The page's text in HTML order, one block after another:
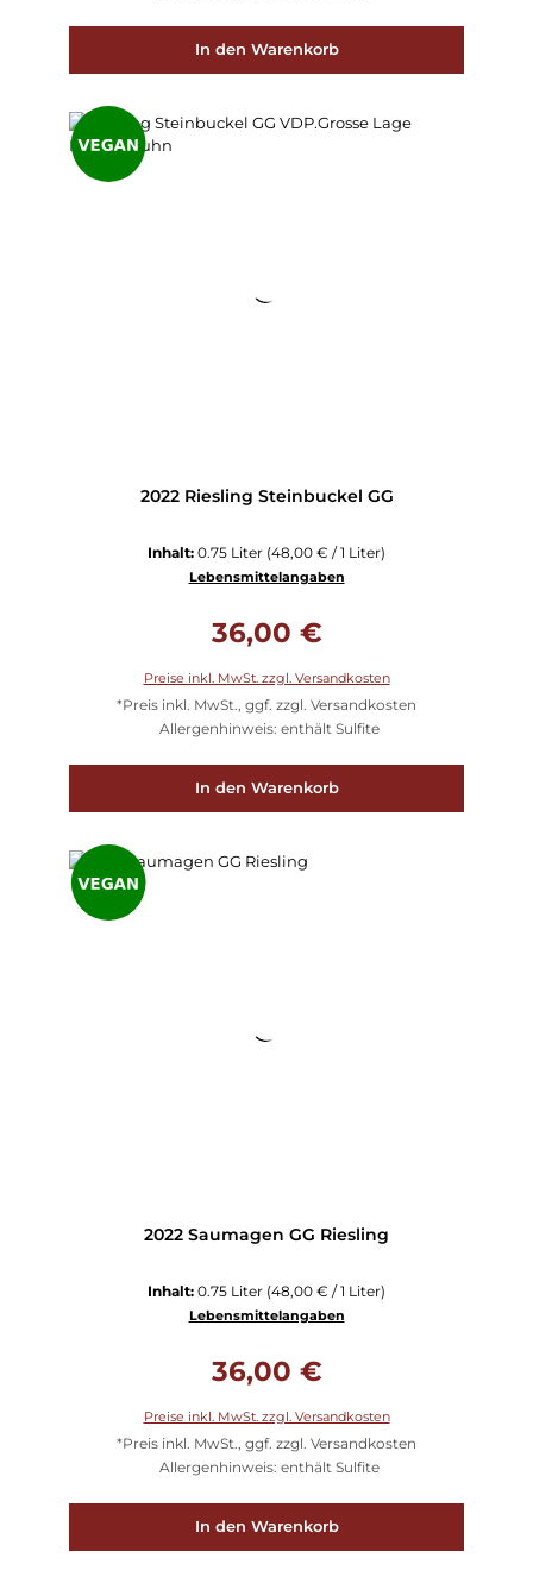
In den Warenkorb
2022 Riesling Steinbuckel GG
Inhalt: 0.75 Liter (48,00 € / 1 Liter)
Lebensmittelangaben
36,00 €
Preise inkl. MwSt. zzgl. Versandkosten
*Preis inkl. MwSt., ggf. zzgl. Versandkosten
Allergenhinweis: enthält Sulfite
In den Warenkorb
2022 Saumagen GG Riesling
Inhalt: 0.75 Liter (48,00 € / 1 Liter)
Lebensmittelangaben
36,00 €
Preise inkl. MwSt. zzgl. Versandkosten
*Preis inkl. MwSt., ggf. zzgl. Versandkosten
Allergenhinweis: enthält Sulfite
In den Warenkorb